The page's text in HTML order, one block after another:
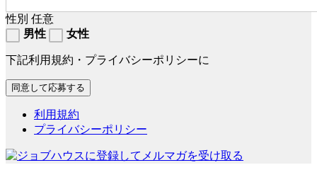
性別 任意
男性
女性
下記利用規約・プライバシーポリシーに
利用規約
プライバシーポリシー